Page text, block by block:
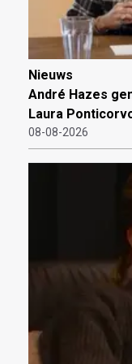
Nieuws
André Hazes
Laura
08-08-2026